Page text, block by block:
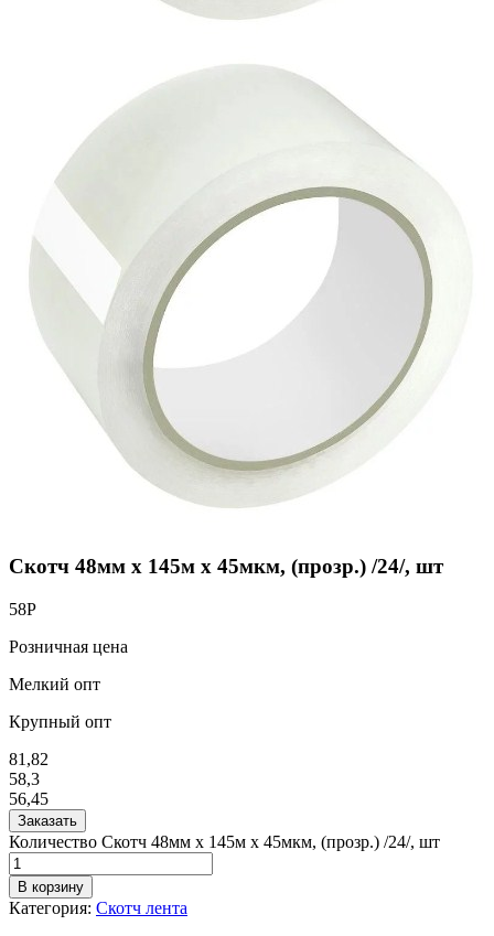
Скотч 48мм х 145м х 45мкм, (прозр.) /24/, шт
58Р
Розничная цена
Мелкий опт
Крупный опт
81,82
58,3
56,45
Заказать
Количество Скотч 48мм х 145м х 45мкм, (прозр.) /24/, шт
В корзину
Категория: Скотч лента